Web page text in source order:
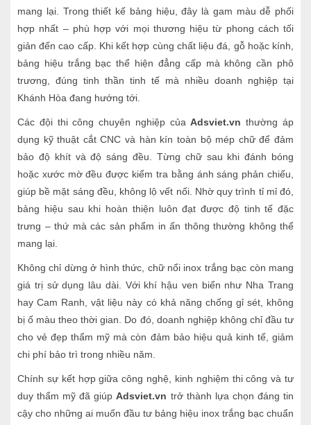
mang lại. Trong thiết kế bảng hiệu, đây là gam màu dễ phối
hợp nhất – phù hợp với mọi thương hiệu từ phong cách tối
giản đến cao cấp. Khi kết hợp cùng chất liệu đá, gỗ hoặc kính,
bảng hiệu trắng bạc thể hiện đẳng cấp mà không cần phô
trương, đúng tinh thần tinh tế mà nhiều doanh nghiệp tại
Khánh Hòa đang hướng tới.
Các đội thi công chuyên nghiệp củaAdsviet.vn thường áp
dụng kỹ thuật cắt CNC và hàn kín toàn bộ mép chữ để đảm
bảo độ khít và độ sáng đều. Từng chữ sau khi đánh bóng
hoặc xước mờ đều được kiểm tra bằng ánh sáng phản chiếu,
giúp bề mặt sáng đều, không lộ vết nối. Nhờ quy trình tỉ mỉ đó,
bảng hiệu sau khi hoàn thiện luôn đạt được độ tinh tế đặc
trưng – thứ mà các sản phẩm in ấn thông thường không thể
mang lại.
Không chỉ dừng ở hình thức, chữ nổi inox trắng bạc còn mang
giá trị sử dụng lâu dài. Với khí hậu ven biển như Nha Trang
hay Cam Ranh, vật liệu này có khả năng chống gỉ sét, không
bị ố màu theo thời gian. Do đó, doanh nghiệp không chỉ đầu tư
cho vẻ đẹp thẩm mỹ mà còn đảm bảo hiệu quả kinh tế, giảm
chi phí bảo trì trong nhiều năm.
Chính sự kết hợp giữa công nghệ, kinh nghiệm thi công và tư
duy thẩm mỹ đã giúpAdsviet.vn trở thành lựa chọn đáng tin
cậy cho những ai muốn đầu tư bảng hiệu inox trắng bạc chuẩn